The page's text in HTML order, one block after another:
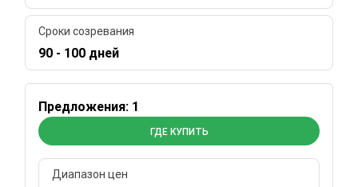
Сроки созревания
90 - 100 дней
Предложения: 1
ГДЕ КУПИТЬ
Диапазон цен